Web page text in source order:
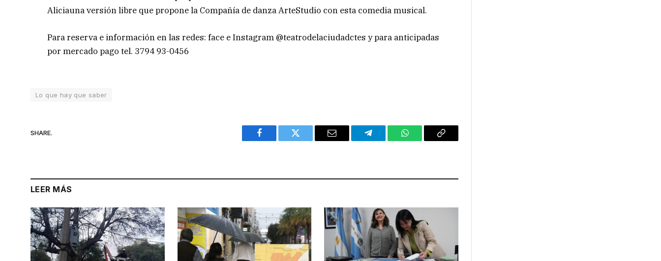
Aliciauna versión libre que propone la Compañía de danza ArteStudio con esta comedia musical.
Para reserva e información en las redes: face e Instagram @teatrodelaciudadctes y para anticipadas
por mercado pago tel. 3794 93-0456
Lo que hay que saber
SHARE.
Facebook Twitter Email Telegram WhatsAppCopy
LEER MÁS